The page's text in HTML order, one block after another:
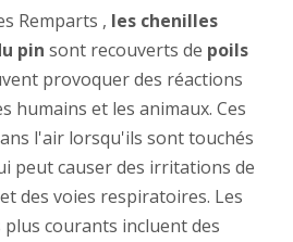
Remparts , les chenilles
pin sont recouverts de poils
provoquer des réactions
humains et les animaux. Ces
l'air lorsqu'ils sont touchés
peut causer des irritations de
des voies respiratoires. Les
courants incluent des